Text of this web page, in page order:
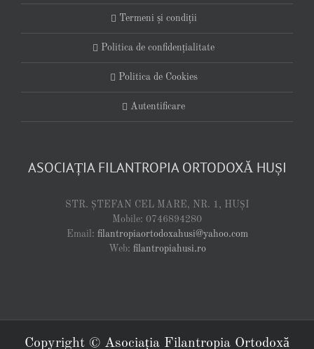
Termeni și condiții
Politica de confidențialitate
Politica de Cookies
Autentificare
ASOCIAȚIA FILANTROPIA ORTODOXĂ HUȘI
STR. ȘTEFAN CEL MARE, NR. 1, HUȘI
Mobile: 0746894280
Email: filantropiaortodoxahusi@yahoo.com
Web: filantropiahusi.ro
Copyright © Asociația Filantropia Ortodoxă